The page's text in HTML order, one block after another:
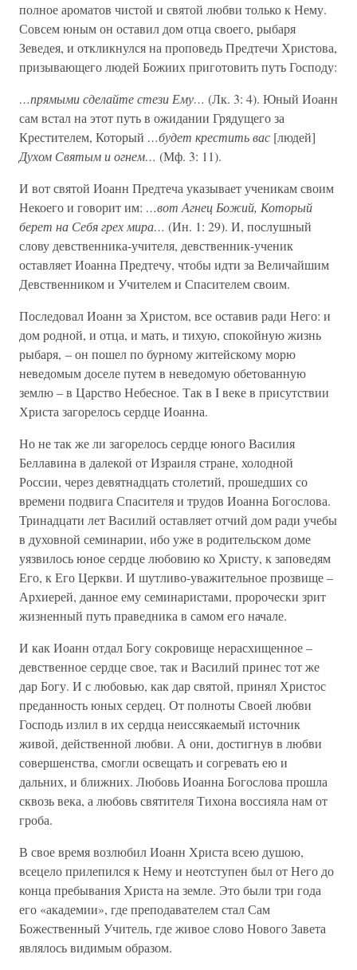
полное ароматов чистой и святой любви только к Нему.
Совсем юным он оставил дом отца своего, рыбаря
Зеведея, и откликнулся на проповедь Предтечи Христова,
призывающего людей Божиих приготовить путь Господу:
…прямыми сделайте стези Ему… (Лк. 3: 4). Юный Иоанн
сам встал на этот путь в ожидании Грядущего за
Крестителем, Который …будет крестить вас [людей]
Духом Святым и огнем… (Мф. 3: 11).
И вот святой Иоанн Предтеча указывает ученикам своим
Некоего и говорит им: …вот Агнец Божий, Который
берет на Себя грех мира… (Ин. 1: 29). И, послушный
слову девственника-учителя, девственник-ученик
оставляет Иоанна Предтечу, чтобы идти за Величайшим
Девственником и Учителем и Спасителем своим.
Последовал Иоанн за Христом, все оставив ради Него: и
дом родной, и отца, и мать, и тихую, спокойную жизнь
рыбаря, – он пошел по бурному житейскому морю
неведомым доселе путем в неведомую обетованную
землю – в Царство Небесное. Так в I веке в присутствии
Христа загорелось сердце Иоанна.
Но не так же ли загорелось сердце юного Василия
Беллавина в далекой от Израиля стране, холодной
России, через девятнадцать столетий, прошедших со
времени подвига Спасителя и трудов Иоанна Богослова.
Тринадцати лет Василий оставляет отчий дом ради учебы
в духовной семинарии, ибо уже в родительском доме
уязвилось юное сердце любовию ко Христу, к заповедям
Его, к Его Церкви. И шутливо-уважительное прозвище –
Архиерей, данное ему семинаристами, пророчески зрит
жизненный путь праведника в самом его начале.
И как Иоанн отдал Богу сокровище нерасхищенное –
девственное сердце свое, так и Василий принес тот же
дар Богу. И с любовью, как дар святой, принял Христос
преданность юных сердец. От полноты Своей любви
Господь излил в их сердца неиссякаемый источник
живой, действенной любви. А они, достигнув в любви
совершенства, смогли освещать и согревать ею и
дальних, и ближних. Любовь Иоанна Богослова прошла
сквозь века, а любовь святителя Тихона воссияла нам от
гроба.
В свое время возлюбил Иоанн Христа всею душою,
всецело прилепился к Нему и неотступен был от Него до
конца пребывания Христа на земле. Это были три года
его «академии», где преподавателем стал Сам
Божественный Учитель, где живое слово Нового Завета
являлось видимым образом.